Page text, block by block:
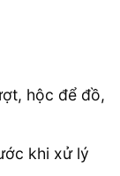
hộc để đồ,
khi xử lý